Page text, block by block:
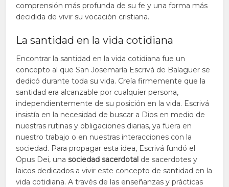
comprensión más profunda de su fe y una forma más
decidida de vivir su vocación cristiana.
La santidad en la vida cotidiana
Encontrar la santidad en la vida cotidiana fue un
concepto al que San Josemaría Escrivá de Balaguer se
dedicó durante toda su vida. Creía firmemente que la
santidad era alcanzable por cualquier persona,
independientemente de su posición en la vida. Escrivá
insistía en la necesidad de buscar a Dios en medio de
nuestras rutinas y obligaciones diarias, ya fuera en
nuestro trabajo o en nuestras interacciones con la
sociedad. Para propagar esta idea, Escrivá fundó el
Opus Dei, unasociedad sacerdotal de sacerdotes y
laicos dedicados a vivir este concepto de santidad en la
vida cotidiana. A través de las enseñanzas y prácticas